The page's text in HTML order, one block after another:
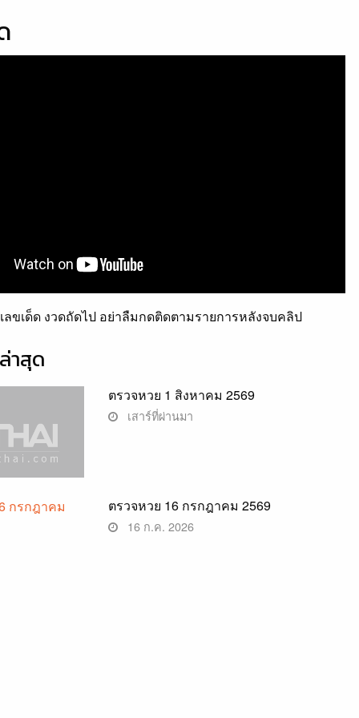
ลขเด็ด งวดถัดไป อย่าลืมกดติดตามรายการหลังจบคลิป
าสุด
ตรวจหวย 1 สิงหาคม 2569
เสาร์ที่ผ่านมา
ตรวจหวย 16 กรกฎาคม 2569
16 ก.ค. 2026